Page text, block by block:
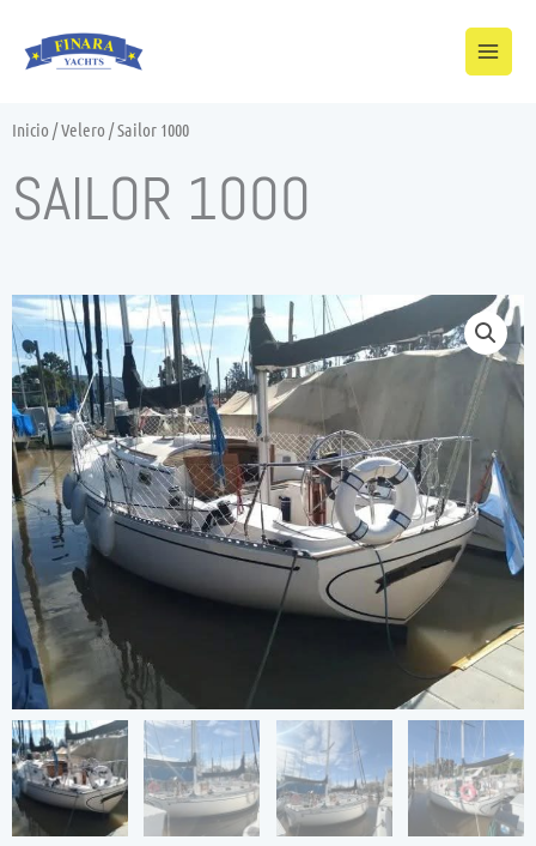
Inicio /Velero / Sailor 1000
SAILOR 1000